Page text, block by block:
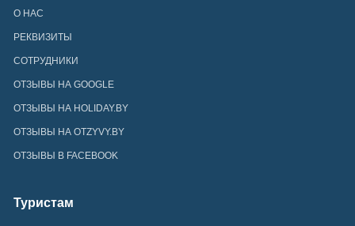
О НАС
РЕКВИЗИТЫ
СОТРУДНИКИ
ОТЗЫВЫ НА GOOGLE
ОТЗЫВЫ НА HOLIDAY.BY
ОТЗЫВЫ НА OTZYVY.BY
ОТЗЫВЫ В FACEBOOK
Туристам